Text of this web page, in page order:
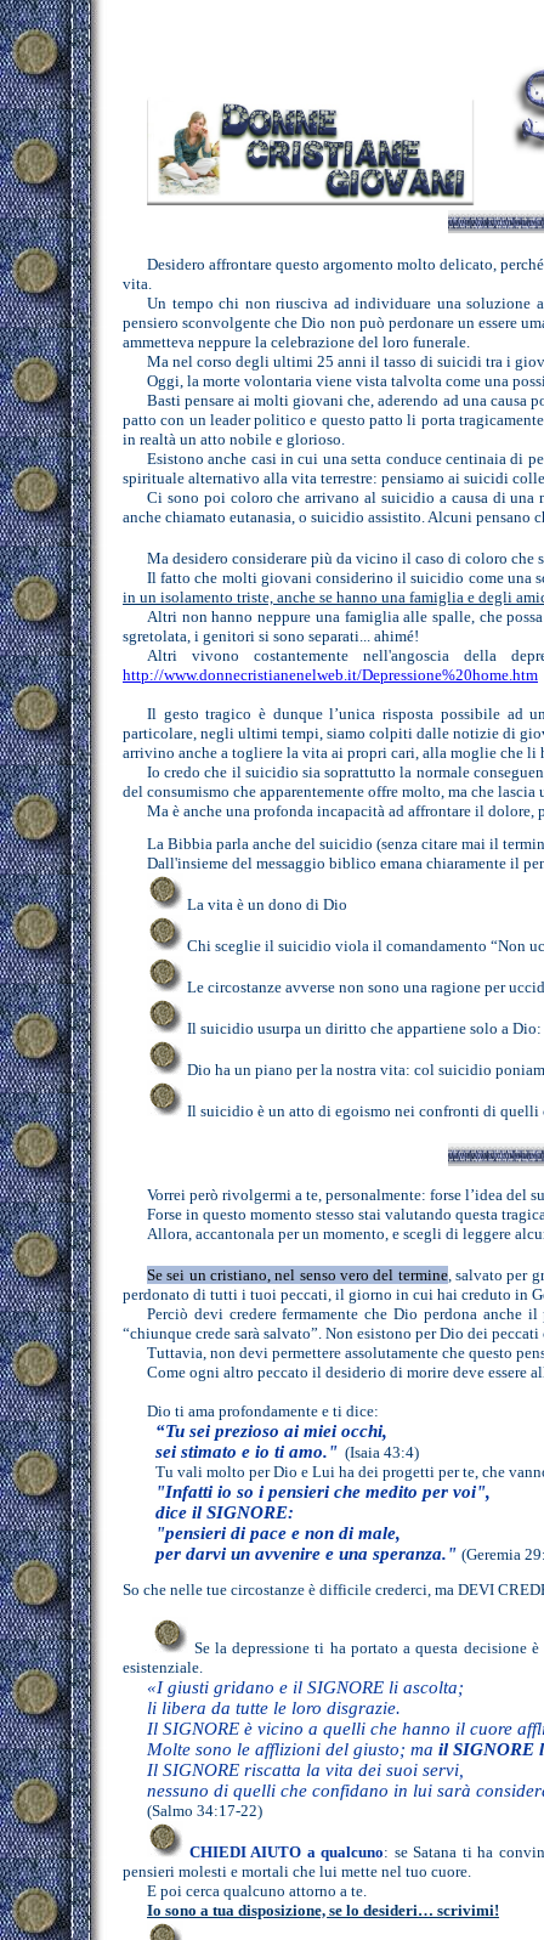
Desidero affrontare questo argomento molto delicato,
vita.
Un tempo chi non riusciva ad individuare una soluzione
pensiero sconvolgente che Dio non può perdonare un essere
ammetteva neppure la celebrazione del loro funerale.
Ma nel corso degli ultimi 25 anni il tasso di suicidi tra i
Oggi, la morte volontaria viene vista talvolta come una
Basti pensare ai molti giovani che, aderendo ad una causa
patto con un leader politico e questo patto li porta
in realtà un atto nobile e glorioso.
Esistono anche casi in cui una setta conduce centinaia di
spirituale alternativo alla vita terrestre: pensiamo ai suicidi
Ci sono poi coloro che arrivano al suicidio a causa di
anche chiamato eutanasia, o suicidio assistito. Alcuni
Ma desidero considerare più da vicino il caso di coloro che
Il fatto che molti giovani considerino il suicidio come una
in un isolamento triste, anche se hanno una famiglia e degli
Altri non hanno neppure una famiglia alle spalle, che
sgretolata, i genitori si sono separati... ahimé!
Altri vivono costantemente nell'angoscia della
http://www.donnecristianenelweb.it/Depressione%20home.htm
Il gesto tragico è dunque l’unica risposta possibile ad
particolare, negli ultimi tempi, siamo colpiti dalle notizie di
arrivino anche a togliere la vita ai propri cari, alla moglie che li
Io credo che il suicidio sia soprattutto la normale
del consumismo che apparentemente offre molto, ma che
Ma è anche una profonda incapacità ad affrontare il dolore,
La Bibbia parla anche del suicidio (senza citare mai il
Dall'insieme del messaggio biblico emana chiaramente il
La vita è un dono di Dio
Chi sceglie il suicidio viola il comandamento “Non
Le circostanze avverse non sono una ragione per
Il suicidio usurpa un diritto che appartiene solo a
Dio ha un piano per la nostra vita: col suicidio
Il suicidio è un atto di egoismo nei confronti di quelli
Vorrei però rivolgermi a te, personalmente: forse l’idea del
Forse in questo momento stesso stai valutando questa
Allora, accantonala per un momento, e scegli di leggere
Se sei un cristiano, nel senso vero del termine, salvato per
perdonato di tutti i tuoi peccati, il giorno in cui hai creduto in
Perciò devi credere fermamente che Dio perdona anche il
“chiunque crede sarà salvato”. Non esistono per Dio dei
Tuttavia, non devi permettere assolutamente che questo
Come ogni altro peccato il desiderio di morire deve essere
Dio ti ama profondamente e ti dice:
“Tu sei prezioso ai miei occhi,
sei stimato e io ti amo." (Isaia 43:4)
Tu vali molto per Dio e Lui ha dei progetti per te, che
"Infatti io so i pensieri che medito per voi",
dice il SIGNORE:
"pensieri di pace e non di male,
per darvi un avvenire e una speranza." (Geremia
So che nelle tue circostanze è difficile crederci, ma DEVI
Se la depressione ti ha portato a questa decisione
esistenziale.
«I giusti gridano e il SIGNORE li ascolta;
li libera da tutte le loro disgrazie.
Il SIGNORE è vicino a quelli che hanno il cuore
Molte sono le afflizioni del giusto; ma il SIGNORE
Il SIGNORE riscatta la vita dei suoi servi,
nessuno di quelli che confidano in lui sarà
(Salmo 34:17-22)
CHIEDI AIUTO a qualcuno: se Satana ti ha
pensieri molesti e mortali che lui mette nel tuo cuore.
E poi cerca qualcuno attorno a te.
Io sono a tua disposizione, se lo desideri… scrivimi!